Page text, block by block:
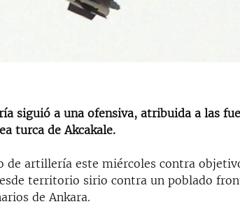
siguió a una ofensiva, atribuida a las
turca de Akcakale.
de artillería este miércoles contra
territorio sirio contra un poblado
de Ankara.